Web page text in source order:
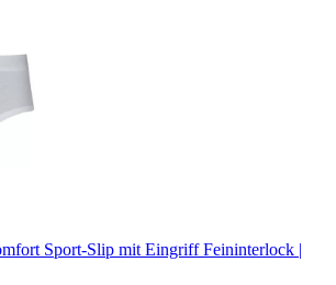
Sport-Slip mit EingriffFeininterlock |